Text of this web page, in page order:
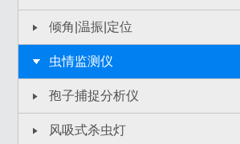
倾角|温振|定位
虫情监测仪
孢子捕捉分析仪
风吸式杀虫灯